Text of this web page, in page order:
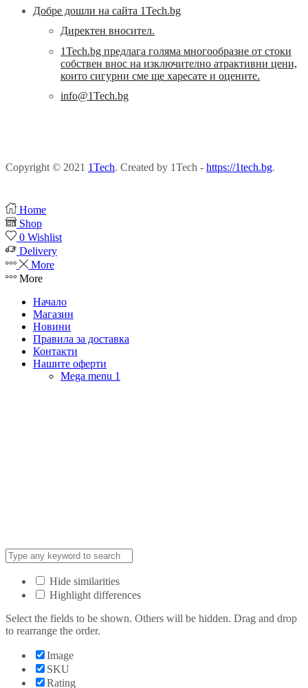
Добре дошли на сайта 1Tech.bg
Директен вносител.
1Tech.bg предлага голяма многообразие от стоки
собствен внос на изключително атрактивни цени,
които сигурни сме ще харесате и оцените.
info@1Tech.bg
Copyright © 2021 1Tech. Created by 1Tech - https://1tech.bg.
Home
Shop
0 Wishlist
Delivery
More
More
Начало
Магазин
Новини
Правила за доставка
Контакти
Нашите оферти
Mega menu 1
Hide similarities
Highlight differences
Select the fields to be shown. Others will be hidden. Drag and drop
to rearrange the order.
Image
SKU
Rating